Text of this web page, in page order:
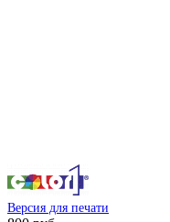
Версия для печати